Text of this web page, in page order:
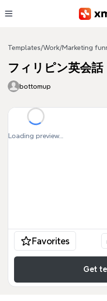
Templates/Work/Marketing
フィリピン英会話
bottomup
Loading preview...
Favorites
Get